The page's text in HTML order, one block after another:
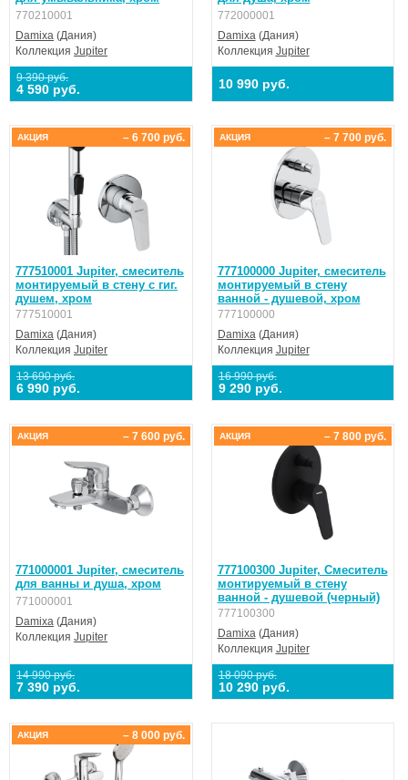
770210001
Damixa (Дания)
Коллекция Jupiter
9 390 руб.
4 590 руб.
772000001
Damixa(Дания)
Коллекция Jupiter
10 990 руб.
777510001 Jupiter, смеситель
монтируемый в стену с гиг.
душем, хром
777510001
Damixa (Дания)
Коллекция Jupiter
13 690 руб.
6 990 руб.
– 6 700 руб.
АКЦИЯ
777100000 Jupiter, смеситель
монтируемый в стену
ванной - душевой, хром
777100000
Damixa(Дания)
Коллекция Jupiter
16 990 руб.
9 290 руб.
– 7 700 руб.
АКЦИЯ
771000001 Jupiter, смеситель
для ванны и душа, хром
771000001
Damixa (Дания)
Коллекция Jupiter
14 990 руб.
7 390 руб.
– 7 600 руб.
АКЦИЯ
777100300 Jupiter, Смеситель
монтируемый в стену
ванной - душевой (черный)
777100300
Damixa(Дания)
Коллекция Jupiter
18 090 руб.
10 290 руб.
– 7 800 руб.
АКЦИЯ
– 8 000 руб.
АКЦИЯ